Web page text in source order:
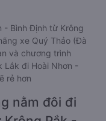
- Bình Định từ Krông
xe Quý Thảo (Đà
và chương trình
Lắk đi Hoài Nhơn -
rẻ hơn
nằm đôi đi